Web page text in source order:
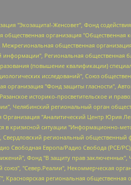
Кавказ.Реалии, Крым.Реалии, Телеканал Настоящее Время, Татаро-башкирская служба Радио Свобода (Azatliq Radiosi), Радио Свободная Европа/Радио Свобода (PCE/PC), "Сибирь.Реалии", "Фактограф", Благотворительный фонд помощи осужденным и их семьям, Автономная некоммерческая организация "Институт глобализации и социальных движений", Фонд "В защиту прав заключенных", Частное учреждение "Центр поддержки и содействия развитию средств массовой информации", Пензенский региональный общественный благотворительный фонд "Гражданский союз", "Север.Реалии", Некоммерческая организация Фонд "Правовая инициатива", Общество с ограниченной ответственностью "Радио Свободная Европа/Радио Свобода", Чешское информационное агентство "MEDIUM-ORIENT", Красноярская региональная общественная организация "Мы против СПИДа", Камалягин Денис Николаевич, Маркелов Сергей Евгеньевич, Пономарев Лев Александрович, Савицкая Людмила Алексеевна, Автономная некоммерческая организация "Центр по работе с проблемой насилия "НАСИЛИЮ.НЕТ", Межрегиональный профессиональный союз работников здравоохранения "Альянс врачей", Юридическое лицо, зарегистрированное в Латвийской Республике, SIA "Medusa Project" (регистрационный номер 40103797863, дата регистрации 10.06.2014), Некоммерческая организация "Фонд по борьбе с коррупцией", Автономная некоммерческая организация "Институт права и публичной политики", Баданин Роман Сергеевич, Гликин Максим Александрович, Железнова Мария Михайловна, Лукьянова Юлия Сергеевна, Маетная Елизавета Витальевна, Маняхин Петр Борисович, Чуракова Ольга Владимировна, Ярош Юлия Петровна, Юридическое лицо "The Insider SIA", зарегистрированное в Риге, Латвийская Республика (дата регистрации 26.06.2015), являющееся администратором доменного имени интернет-издания "The Insider SIA", https://theins.ru, Постернак Алексей Евгеньевич, Рубин Михаил Аркадьевич, Анин